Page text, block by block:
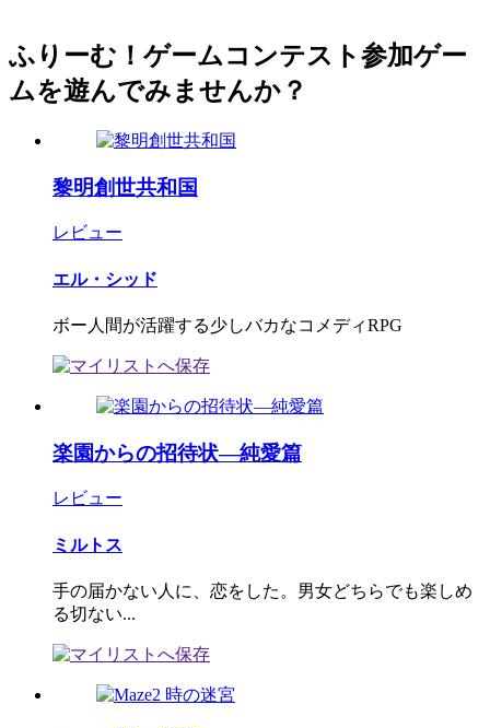
ふりーむ！ゲームコンテスト参加ゲー
ムを遊んでみませんか？
黎明創世共和国
レビュー
エル・シッド
ボー人間が活躍する少しバカなコメディRPG
楽園からの招待状―純愛篇
レビュー
ミルトス
手の届かない人に、恋をした。男女どちらでも楽しめ
る切ない...